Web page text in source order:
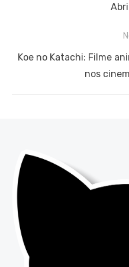
Next
Koe no Katachi: Filme
nos